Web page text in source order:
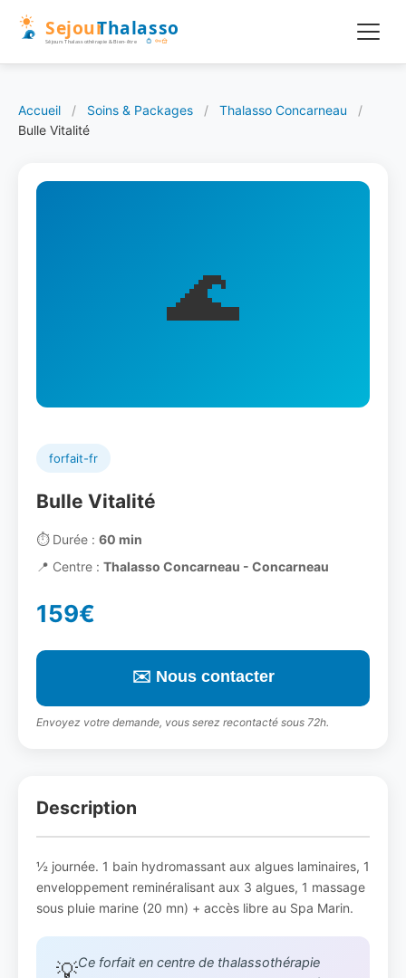
Accueil / Soins & Packages / Thalasso Concarneau
/
Bulle Vitalité
🌊
forfait-fr
Bulle Vitalité
⏱️Durée : 60 min
📍 Centre : Thalasso Concarneau - Concarneau
159€
✉️ Nous contacter
Envoyez votre demande, vous serez recontacté sous 72h.
Description
½ journée. 1 bain hydromassant aux algues laminaires, 1
enveloppement reminéralisant aux 3 algues, 1 massage
sous pluie marine (20 mn) + accès libre au Spa Marin.
💡Ce forfait en centre de thalassothérapie